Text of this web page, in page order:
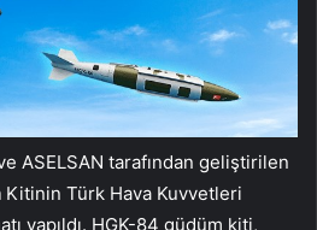
ASELSAN tarafından geliştirilen
Kitinin Türk Hava Kuvvetleri
yapıldı. HGK-84 güdüm kiti,